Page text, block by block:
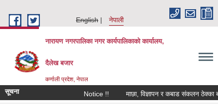
English
नेपाली
नारायण नगरपालिका नगर कार्यपालिकाको कार्यालय,
दैलेख बजार
कर्णाली प्रदेश, नेपाल
सूचना Notice !! माछा, विज्ञापन र कबाड संकलन ठेक्का